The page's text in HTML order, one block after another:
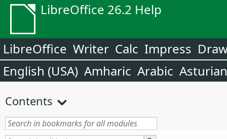
LibreOffice 26.2 Help
LibreOffice Writer Calc Impress
English (USA) Amharic Arabic Asturian
Contents